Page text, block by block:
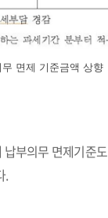
무 면제 기준금액 상향
부의무 면제기준
.